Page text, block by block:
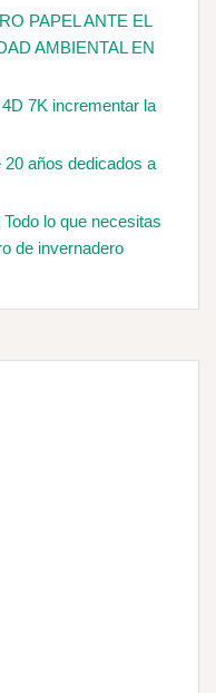
PAPEL ANTE EL
AMBIENTAL EN
7K incrementar la
años dedicados a
lo que necesitas
de invernadero